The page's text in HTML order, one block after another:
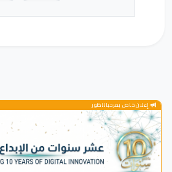
إعلان خاص بمرحباناظور